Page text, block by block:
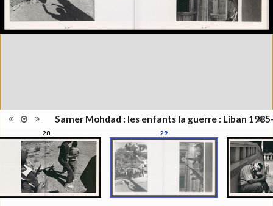
Samer Mohdad : les enfants la guerre : Liban
28 29